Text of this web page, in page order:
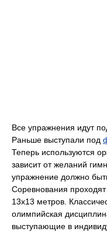
Все упражнения идут
Раньше выступали под
Теперь используются
зависит от желаний
упражнение должно
Соревнования
13х13 метров.
олимпийская
выступающие в